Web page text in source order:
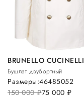
BRUNELLO CUCINELLI
Бушлат двубортный
150 000руб.75 000 руб.
Размеры:46485052